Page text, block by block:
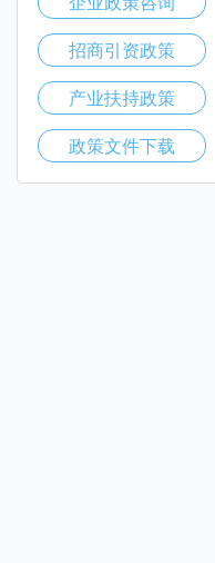
招商引资政策
产业扶持政策
政策文件下载